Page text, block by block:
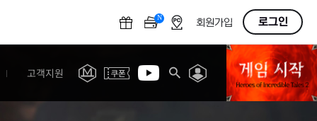
N OFF회원가입 로그인
고객지원